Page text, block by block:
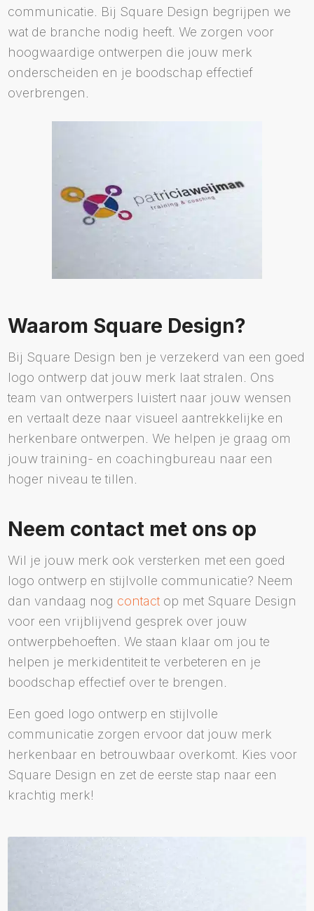
communicatie. Bij Square Design begrijpen we
wat de branche nodig heeft. We zorgen voor
hoogwaardige ontwerpen die jouw merk
onderscheiden en je boodschap effectief
overbrengen.
Waarom Square Design?
Bij Square Design ben je verzekerd van een goed
logo ontwerp dat jouw merk laat stralen. Ons
team van ontwerpers luistert naar jouw wensen
en vertaalt deze naar visueel aantrekkelijke en
herkenbare ontwerpen. We helpen je graag om
jouw training- en coachingbureau naar een
hoger niveau te tillen.
Neem contact met ons op
Wil je jouw merk ook versterken met een goed
logo ontwerp en stijlvolle communicatie? Neem
dan vandaag nog contact op met Square Design
voor een vrijblijvend gesprek over jouw
ontwerpbehoeften. We staan klaar om jou te
helpen je merkidentiteit te verbeteren en je
boodschap effectief over te brengen.
Een goed logo ontwerp en stijlvolle
communicatie zorgen ervoor dat jouw merk
herkenbaar en betrouwbaar overkomt. Kies voor
Square Design en zet de eerste stap naar een
krachtig merk!